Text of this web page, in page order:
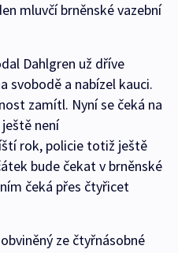
mluvčí brněnské vazební
Dahlgren už dříve
svobodě a nabízel kauci.
zamítl. Nyní se čeká na
není
rok, policie totiž ještě
bude čekat v brněnské
čeká přes čtyřicet
ze čtyřnásobné